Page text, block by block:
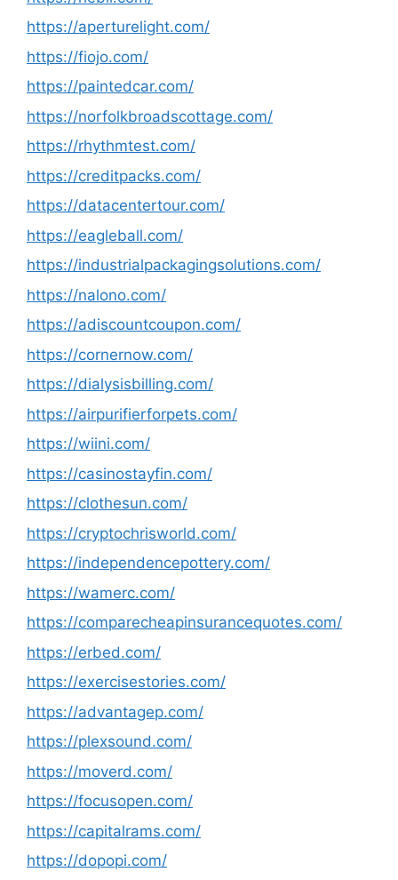
https://aperturelight.com/
https://fiojo.com/
https://paintedcar.com/
https://norfolkbroadscottage.com/
https://rhythmtest.com/
https://creditpacks.com/
https://datacentertour.com/
https://eagleball.com/
https://industrialpackagingsolutions.com/
https://nalono.com/
https://adiscountcoupon.com/
https://cornernow.com/
https://dialysisbilling.com/
https://airpurifierforpets.com/
https://wiini.com/
https://casinostayfin.com/
https://clothesun.com/
https://cryptochrisworld.com/
https://independencepottery.com/
https://wamerc.com/
https://comparecheapinsurancequotes.com/
https://erbed.com/
https://exercisestories.com/
https://advantagep.com/
https://plexsound.com/
https://moverd.com/
https://focusopen.com/
https://capitalrams.com/
https://dopopi.com/